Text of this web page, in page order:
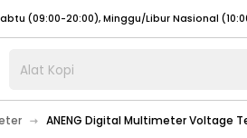
- Jumat (07:00 - 20:00), Sabtu - Minggu
(08:00 - 20:00), Sabtu - Minggu/ Libur
Alat Kopi
ANENG Digital Multimeter Voltage